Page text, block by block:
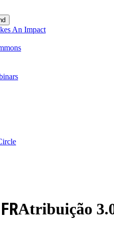
An Impact
Atribuição